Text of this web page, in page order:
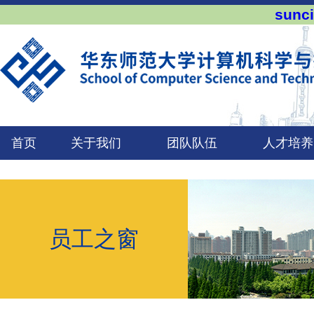
首页 关于我们 团队队伍 人才培养
员工之窗